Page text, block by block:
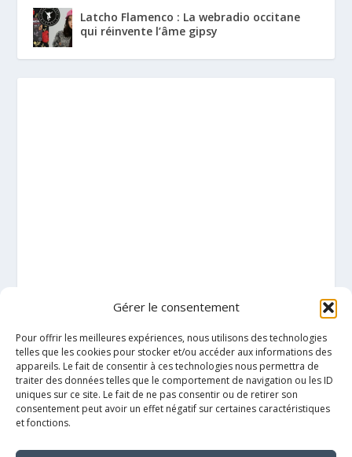
Gérer le consentement
Pour offrir les meilleures expériences, nous utilisons des technologies
telles que les cookies pour stocker et/ou accéder aux informations des
appareils. Le fait de consentir à ces technologies nous permettra de
traiter des données telles que le comportement de navigation ou les ID
uniques sur ce site. Le fait de ne pas consentir ou de retirer son
consentement peut avoir un effet négatif sur certaines caractéristiques
et fonctions.
Latcho Flamenco : La webradio occitane
qui réinvente l’âme gipsy